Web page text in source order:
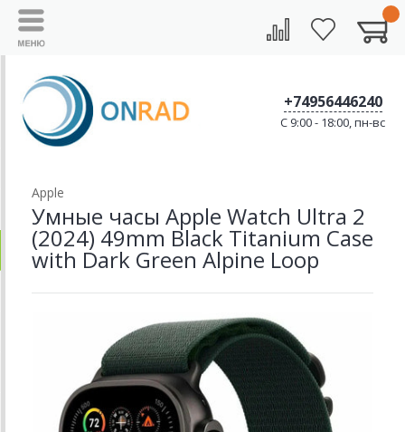
+74956446240
C 9:00 - 18:00, пн-вс
Apple
Умные часы Apple Watch Ultra 2
(2024) 49mm Black Titanium Case
with Dark Green Alpine Loop